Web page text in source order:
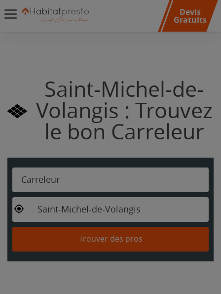
Devis
Gratuits
Saint-Michel-de-
Volangis : Trouvez
le bon Carreleur
Carreleur
Saint-Michel-de-Volangis
Trouver des pros